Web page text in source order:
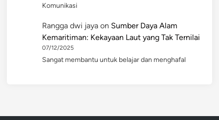
Komunikasi
Rangga dwi jaya on Sumber Daya Alam
Kemaritiman: Kekayaan Laut yang Tak Ternilai
07/12/2025
Sangat membantu untuk belajar dan menghafal